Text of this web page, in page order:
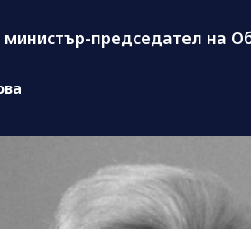
председател на